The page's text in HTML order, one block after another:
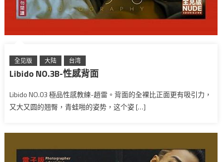
全见版 大陆 台湾
Libido NO.3B-性感背面
Libido NO.03 極品性感教練-趙雷。背面的全裸比正面更有吸引力，
又大又圆的翘臀，青蛙啪的姿势，这个姿 […]